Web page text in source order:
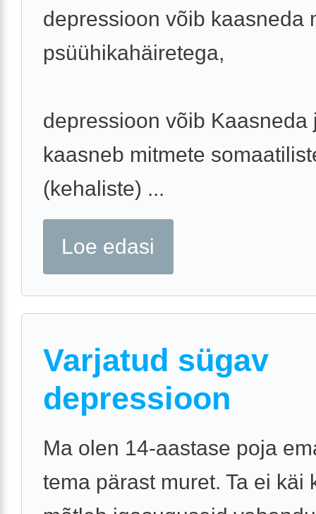
depressioon võib kaasneda
psüühikahäiretega,
depressioon võib Kaasneda
kaasneb mitmete
(kehaliste) ...
Loe edasi
Varjatud sügav
depressioon
Ma olen 14-aastase poja
tema pärast muret. Ta ei käi